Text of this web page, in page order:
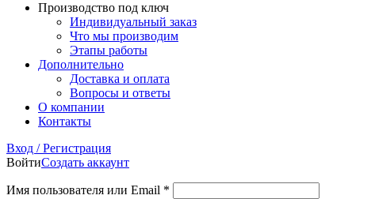
Производство под ключ
Индивидуальный заказ
Что мы производим
Этапы работы
Дополнительно
Доставка и оплата
Вопросы и ответы
О компании
Контакты
Вход / Регистрация
ВойтиСоздать аккаунт
Имя пользователя или Email *